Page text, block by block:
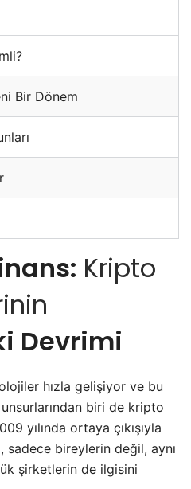
Bir Dönem
Kripto
Devrimi
hızla gelişiyor ve bu
biri de kripto
yılında ortaya çıkışıyla
bireylerin değil, aynı
şirketlerin de ilgisini